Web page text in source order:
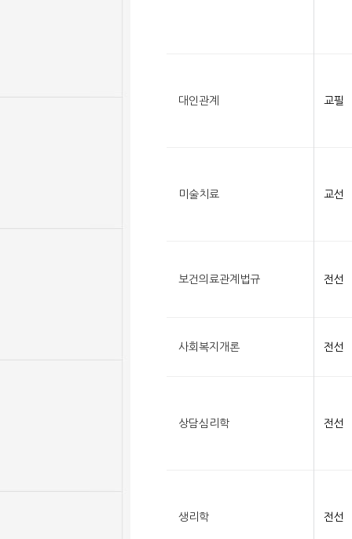
대인관계 교필
미술치료 교선
보건의료관계법규 전선
사회복지개론 전선
상담심리학 전선
생리학 전선